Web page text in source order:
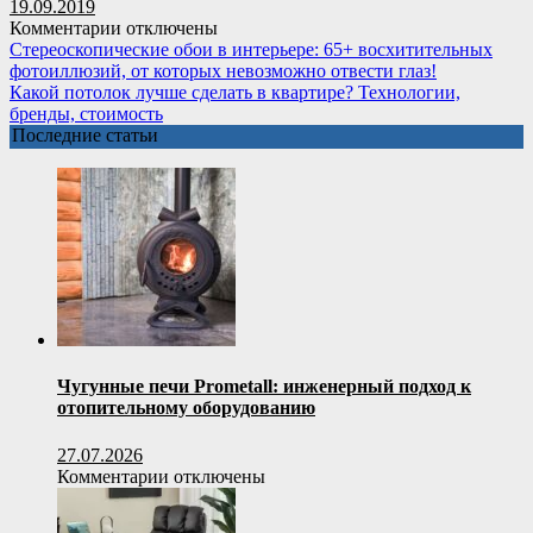
отделки
кухонного
фартука,
стен
и
потолка
19.09.2019
Комментарии к
записи
Прозрачные
шторы
для
беседок
и
веранд
(100+
фото):
комфорт
на
даче
круглый
год
и
наиболее
изящных
для
декора
отключены
Стереоскопические обои в интерьере: 65+ восхитительных
фотоиллюзий, от которых невозможно отвести глаз!
Какой потолок лучше сделать в квартире? Технологии,
бренды, стоимость
Последние статьи
Чугунные печи Prometall: инженерный подход к
отопительному оборудованию
27.07.2026
Комментарии к
записи
Чугунные
отключены